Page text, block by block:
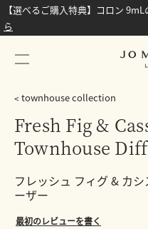
【選べるご購入特典】コロン
ら
townhouse collection
Fresh Fig &
Townhouse
フレッシュ フィグ & カ
ーザー
最初のレビューを書く